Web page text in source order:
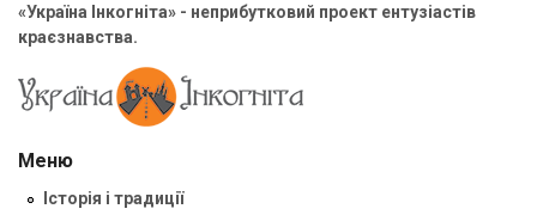
«Україна Інкогніта» - неприбутковий проект ентузіастів
краєзнавства.
Меню
Історія і традиції